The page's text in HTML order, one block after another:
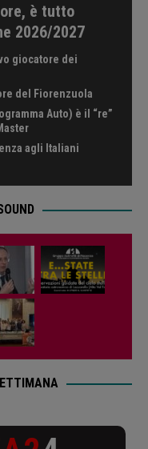
è tutto
2026/2027
giocatore dei
del Fiorenzuola
Auto) è il “re”
agli Italiani